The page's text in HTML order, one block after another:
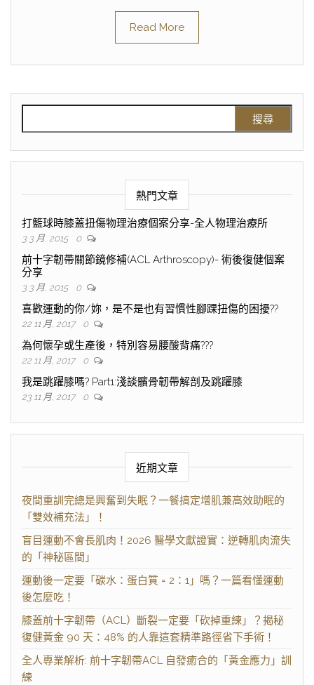
Read More
熱門文章
打籃球時膝蓋扭傷物理治療個案分享-全人物理治療所
3 3 月, 2015 0
前十字韌帶關節鏡修補(ACL Arthroscopy)- 術後復健個案
分享
3 3 月, 2015 0
喜歡運動的你/妳，是不是也有習慣性腳踝扭傷的困擾??
22 11 月, 2017 0
為何懷孕或生產後，特別容易腰酸背痛???
22 11 月, 2017 0
我是跳躍膝嗎? Part1:淺談髕骨韌帶解剖及跳躍膝
23 11 月, 2017 0
近期文章
夜間重訓完總是興奮到失眠？一餐搞定增肌兼高效助眠的
「雙效補充法」！
盲目運動不會長肌肉！2026 醫學文獻證實：逆轉肌肉流失
的「神秘區間」
運動後一定要「碳水：蛋白質 = 2：1」嗎？一篇看懂運動
後怎麼吃！
膝蓋前十字韌帶（ACL）斷裂一定要「砍掉重練」？揭秘
復健黃金 90 天：48% 的人靠這套精準路徑省下手術！
全人專業解析: 前十字韌帶ACL 自發癒合的「黃金應力」訓
練